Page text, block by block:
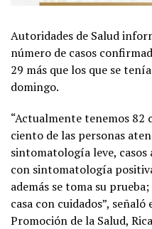
Autoridades de Salud
número de casos
29 más que los que se
domingo.
“Actualmente tenemos 82
ciento de las personas
sintomatología leve, casos
con sintomatología
además se toma su
casa con cuidados”,
Promoción de la Salud,